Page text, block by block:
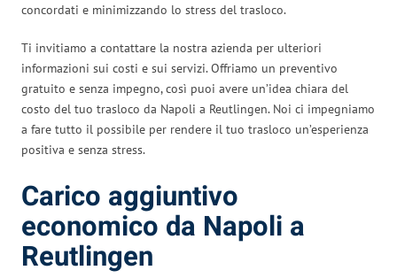
concordati e minimizzando lo stress del trasloco.
Ti invitiamo a contattare la nostra azienda per ulteriori
informazioni sui costi e sui servizi. Offriamo un preventivo
gratuito e senza impegno, così puoi avere un’idea chiara del
costo del tuo trasloco da Napoli a Reutlingen. Noi ci impegniamo
a fare tutto il possibile per rendere il tuo trasloco un’esperienza
positiva e senza stress.
Carico aggiuntivo
economico da Napoli a
Reutlingen